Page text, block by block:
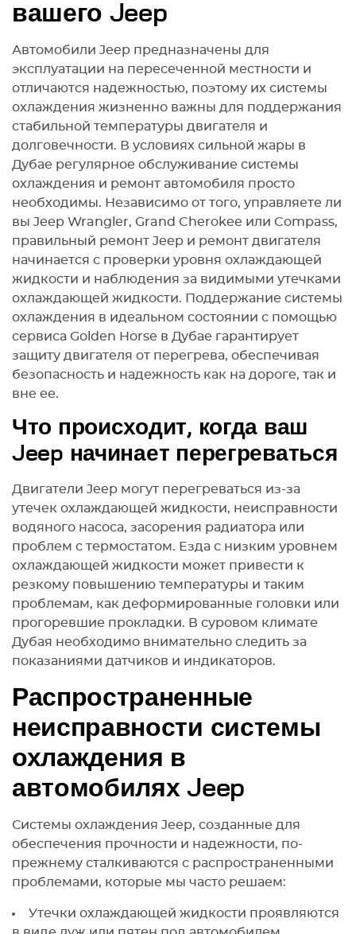
вашего Jeep
Автомобили Jeep предназначены для
эксплуатации на пересеченной местности и
отличаются надежностью, поэтому их системы
охлаждения жизненно важны для поддержания
стабильной температуры двигателя и
долговечности. В условиях сильной жары в
Дубае регулярное обслуживание системы
охлаждения и ремонт автомобиля просто
необходимы. Независимо от того, управляете ли
вы Jeep Wrangler, Grand Cherokee или Compass,
правильный ремонт Jeep и ремонт двигателя
начинается с проверки уровня охлаждающей
жидкости и наблюдения за видимыми утечками
охлаждающей жидкости. Поддержание системы
охлаждения в идеальном состоянии с помощью
сервиса Golden Horse в Дубае гарантирует
защиту двигателя от перегрева, обеспечивая
безопасность и надежность как на дороге, так и
вне ее.
Что происходит, когда ваш
Jeep начинает перегреваться
Двигатели Jeep могут перегреваться из-за
утечек охлаждающей жидкости, неисправности
водяного насоса, засорения радиатора или
проблем с термостатом. Езда с низким уровнем
охлаждающей жидкости может привести к
резкому повышению температуры и таким
проблемам, как деформированные головки или
прогоревшие прокладки. В суровом климате
Дубая необходимо внимательно следить за
показаниями датчиков и индикаторов.
Распространенные
неисправности системы
охлаждения в
автомобилях Jeep
Системы охлаждения Jeep, созданные для
обеспечения прочности и надежности, по-
прежнему сталкиваются с распространенными
проблемами, которые мы часто решаем:
Утечки охлаждающей жидкости проявляются